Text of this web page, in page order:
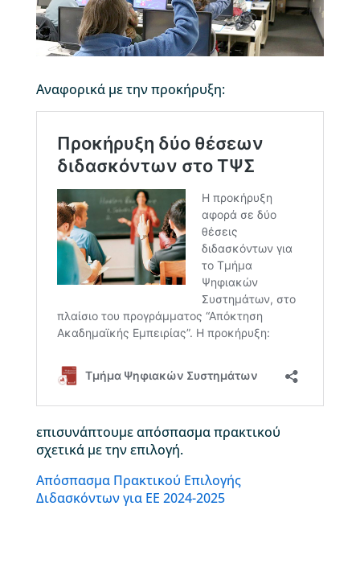
Αναφορικά με την προκήρυξη:
επισυνάπτουμε απόσπασμα πρακτικού
σχετικά με την επιλογή.
Απόσπασμα Πρακτικού Επιλογής
Διδασκόντων για ΕΕ 2024-2025